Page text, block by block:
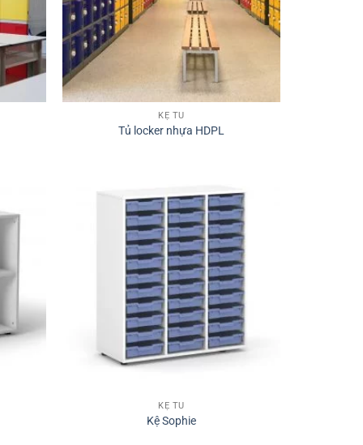
KỆ TỦ
Tủ locker nhựa HDPL
KỆ TỦ
Kệ Sophie